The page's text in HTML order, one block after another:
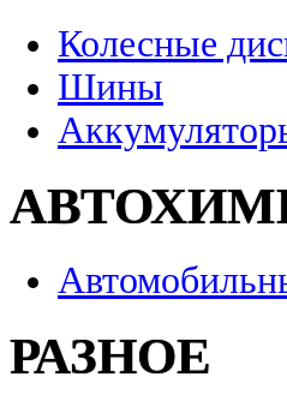
Колесные
Шины
РАЗНОЕ